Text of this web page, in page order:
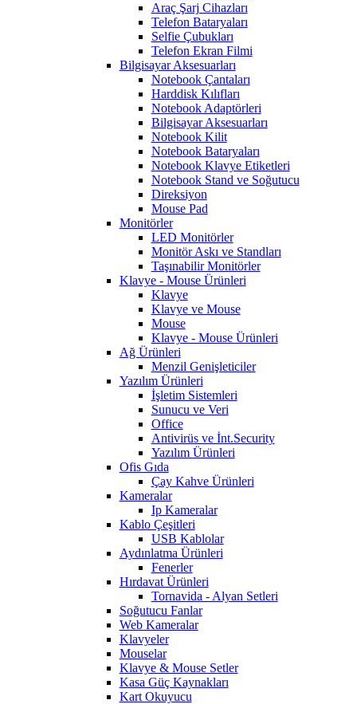
Araç Şarj Cihazları
Telefon Bataryaları
Selfie Çubukları
Telefon Ekran Filmi
Bilgisayar Aksesuarları
Notebook Çantaları
Harddisk Kılıfları
Notebook Adaptörleri
Bilgisayar Aksesuarları
Notebook Kilit
Notebook Bataryaları
Notebook Klavye Etiketleri
Notebook Stand ve Soğutucu
Direksiyon
Mouse Pad
Monitörler
LED Monitörler
Monitör Askı ve Standları
Taşınabilir Monitörler
Klavye - Mouse Ürünleri
Klavye
Klavye ve Mouse
Mouse
Klavye - Mouse Ürünleri
Ağ Ürünleri
Menzil Genişleticiler
Yazılım Ürünleri
İşletim Sistemleri
Sunucu ve Veri
Office
Antivirüs ve İnt.Security
Yazılım Ürünleri
Ofis Gıda
Çay Kahve Ürünleri
Kameralar
Ip Kameralar
Kablo Çeşitleri
USB Kablolar
Aydınlatma Ürünleri
Fenerler
Hırdavat Ürünleri
Tornavida - Alyan Setleri
Soğutucu Fanlar
Web Kameralar
Klavyeler
Mouselar
Klavye & Mouse Setler
Kasa Güç Kaynakları
Kart Okuyucu